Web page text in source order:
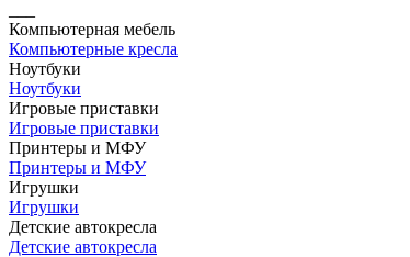
Компьютерная мебель
Компьютерные кресла
Ноутбуки
Ноутбуки
Игровые приставки
Игровые приставки
Принтеры и МФУ
Принтеры и МФУ
Игрушки
Игрушки
Детские автокресла
Детские автокресла